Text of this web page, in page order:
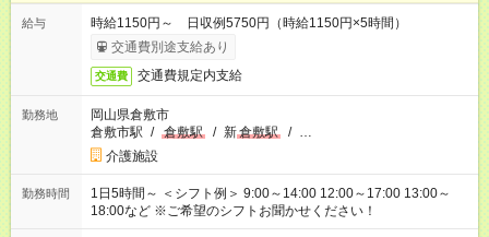
給与
時給1150円～ 日収例5750円（時給1150円×5時間）
交通費別途支給あり
交通費 交通費規定内支給
勤務地
岡山県倉敷市
倉敷市駅 / 倉敷駅 / 新倉敷駅 / …
介護施設
勤務時間
1日5時間～ ＜シフト例＞ 9:00～14:00 12:00～17:00 13:00～
18:00など ※ご希望のシフトお聞かせください！